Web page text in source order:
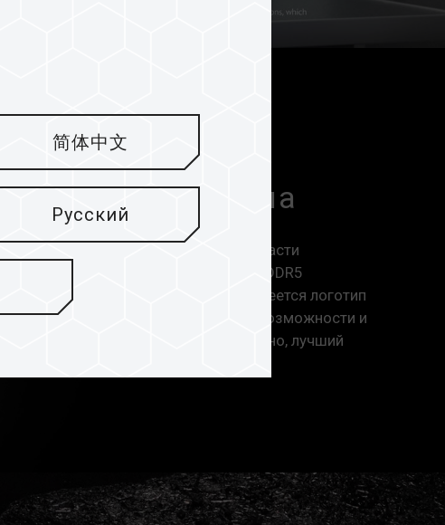
T-FORCE
пределы разгона
возможностям T-FORCE LAB в области
новая память T-FORCE XTREEM DDR5
предел памяти DDR5. На изделии имеется логотип
символизирует исключительные возможности и
показатели. Это, безусловно, лучший
简体中文
Русский